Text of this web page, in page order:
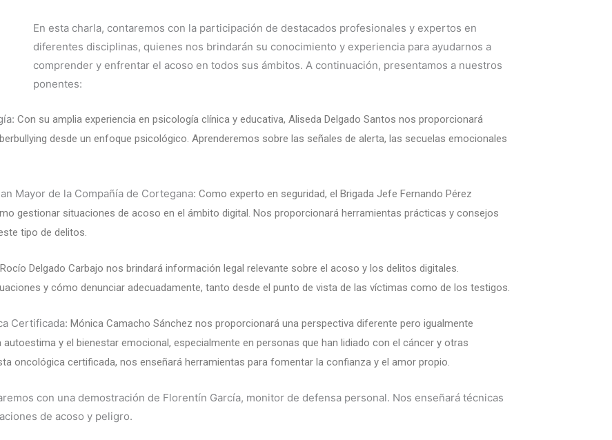
En esta charla, contaremos con la participación de destacados profesionales y expertos en
diferentes disciplinas, quienes nos brindarán su conocimiento y experiencia para ayudarnos a
comprender y enfrentar el acoso en todos sus ámbitos. A continuación, presentamos a nuestros
ponentes:
Con su amplia experiencia en psicología clínica y educativa, Aliseda Delgado Santos nos proporcionará
desde un enfoque psicológico. Aprenderemos sobre las señales de alerta, las secuelas emocionales
Mayor de la Compañía de Cortegana: Como experto en seguridad, el Brigada Jefe Fernando Pérez
gestionar situaciones de acoso en el ámbito digital. Nos proporcionará herramientas prácticas y consejos
tipo de delitos.
Rocío Delgado Carbajo nos brindará información legal relevante sobre el acoso y los delitos digitales.
y cómo denunciar adecuadamente, tanto desde el punto de vista de las víctimas como de los testigos.
Certificada: Mónica Camacho Sánchez nos proporcionará una perspectiva diferente pero igualmente
y el bienestar emocional, especialmente en personas que han lidiado con el cáncer y otras
oncológica certificada, nos enseñará herramientas para fomentar la confianza y el amor propio.
con una demostración de Florentín García, monitor de defensa personal. Nos enseñará técnicas
de acoso y peligro.